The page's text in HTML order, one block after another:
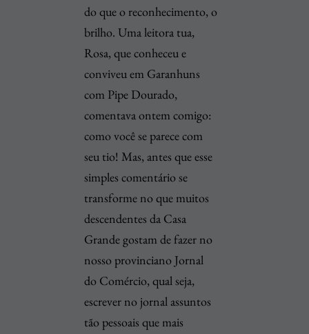
do que o reconhecimento, o
brilho. Uma leitora tua,
Rosa, que conheceu e
conviveu em Garanhuns
com Pipe Dourado,
comentava ontem comigo:
como você se parece com
seu tio! Mas, antes que esse
simples comentário se
transforme no que muitos
descendentes da Casa
Grande gostam de fazer no
nosso provinciano Jornal
do Comércio, qual seja,
escrever no jornal assuntos
tão pessoais que mais